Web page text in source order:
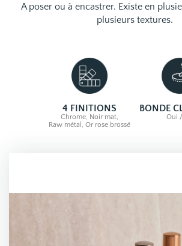
A poser ou à encastrer. Existe en
plusieurs textures.
4 FINITIONS
Chrome, Noir mat,
Raw métal, Or rose brossé
BONDE
Oui